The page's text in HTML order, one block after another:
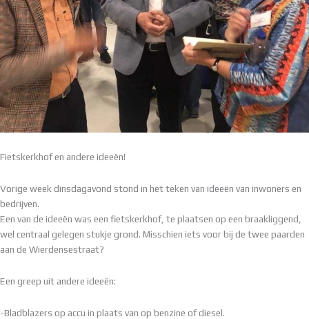
Fietskerkhof en andere ideeën!
Vorige week dinsdagavond stond in het teken van ideeën van inwoners en
bedrijven.
Een van de ideeën was een fietskerkhof, te plaatsen op een braakliggend,
wel centraal gelegen stukje grond. Misschien iets voor bij de twee paarden
aan de Wierdensestraat?
Een greep uit andere ideeën:
-Bladblazers op accu in plaats van op benzine of diesel.